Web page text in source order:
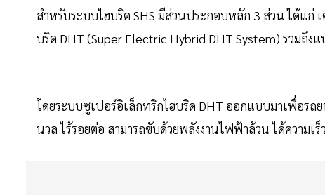
สำหรับระบบไฮบริด SHS มีส่วนประกอบหลัก 3 ส่วน ได้แก่
บริด DHT (Super Electric Hybrid DHT System) รวมถึง
โดยระบบซูเปอร์อิเล็กทริกไฮบริด DHT ออกแบบมาเพื่อรถ
นวล ไร้รอยต่อ สามารถขับด้วยพลังงานไฟฟ้าล้วน ได้ความเ